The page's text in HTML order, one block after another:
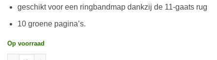
geschikt voor een ringbandmap dankzij de 11-gaats rug
10 groene pagina’s.
Op voorraad